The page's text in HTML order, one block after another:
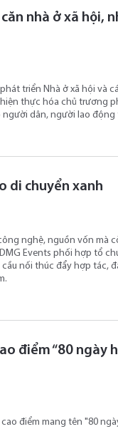
nhà ở xã hội,
triển Nhà ở xã hội và
thực hóa chủ trương
dân, người lao động
di chuyển xanh
nghệ, nguồn vốn mà
Events phối hợp tổ
cầu nối thúc đẩy hợp tác,
điểm “80 ngày
điểm mang tên "80